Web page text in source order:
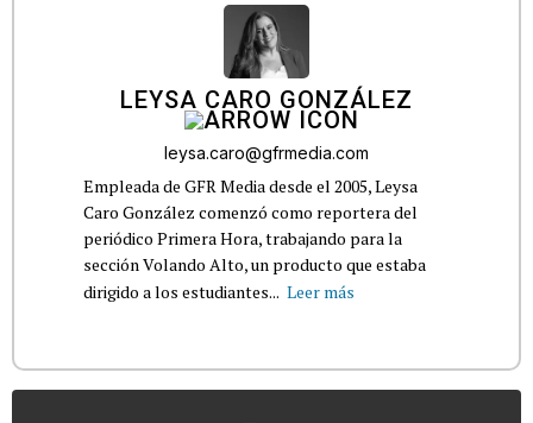
LEYSA CARO GONZÁLEZ
leysa.caro@gfrmedia.com
Empleada de GFR Media desde el 2005, Leysa
Caro González comenzó como reportera del
periódico Primera Hora, trabajando para la
sección Volando Alto, un producto que estaba
dirigido a los estudiantes... Leer más